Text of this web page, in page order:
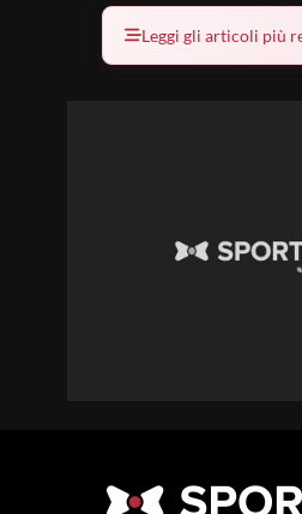
Leggi gli articoli più